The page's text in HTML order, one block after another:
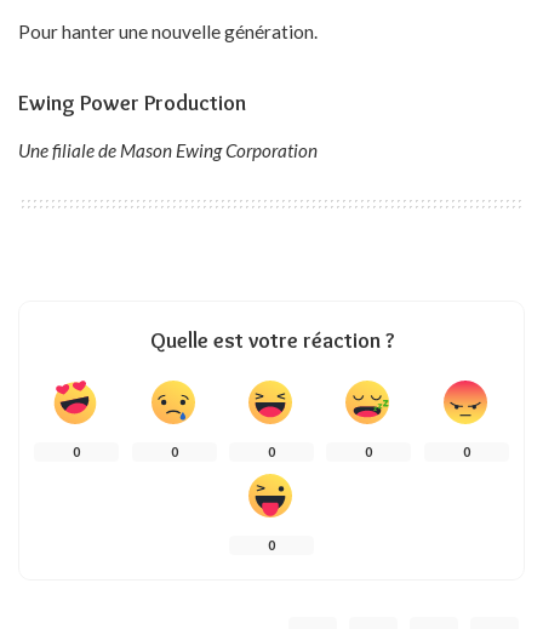
Pour hanter une nouvelle génération.
Ewing Power Production
Une filiale de Mason Ewing Corporation
Quelle est votre réaction ?
0 0 0 0 0
0